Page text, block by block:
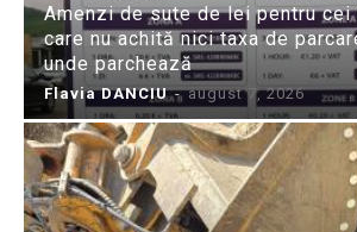
Amenzi de sute de lei pentru
care nu achită nici taxa de
unde parchează
Flavia DANCIU - august 7, 2026